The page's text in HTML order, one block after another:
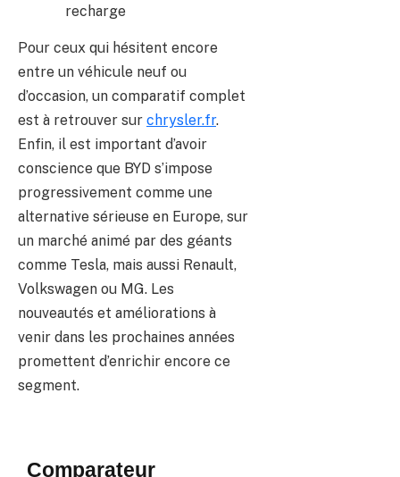
recharge
Pour ceux qui hésitent encore
entre un véhicule neuf ou
d’occasion, un comparatif complet
est à retrouver sur chrysler.fr.
Enfin, il est important d’avoir
conscience que BYD s’impose
progressivement comme une
alternative sérieuse en Europe, sur
un marché animé par des géants
comme Tesla, mais aussi Renault,
Volkswagen ou MG. Les
nouveautés et améliorations à
venir dans les prochaines années
promettent d’enrichir encore ce
segment.
Comparateur